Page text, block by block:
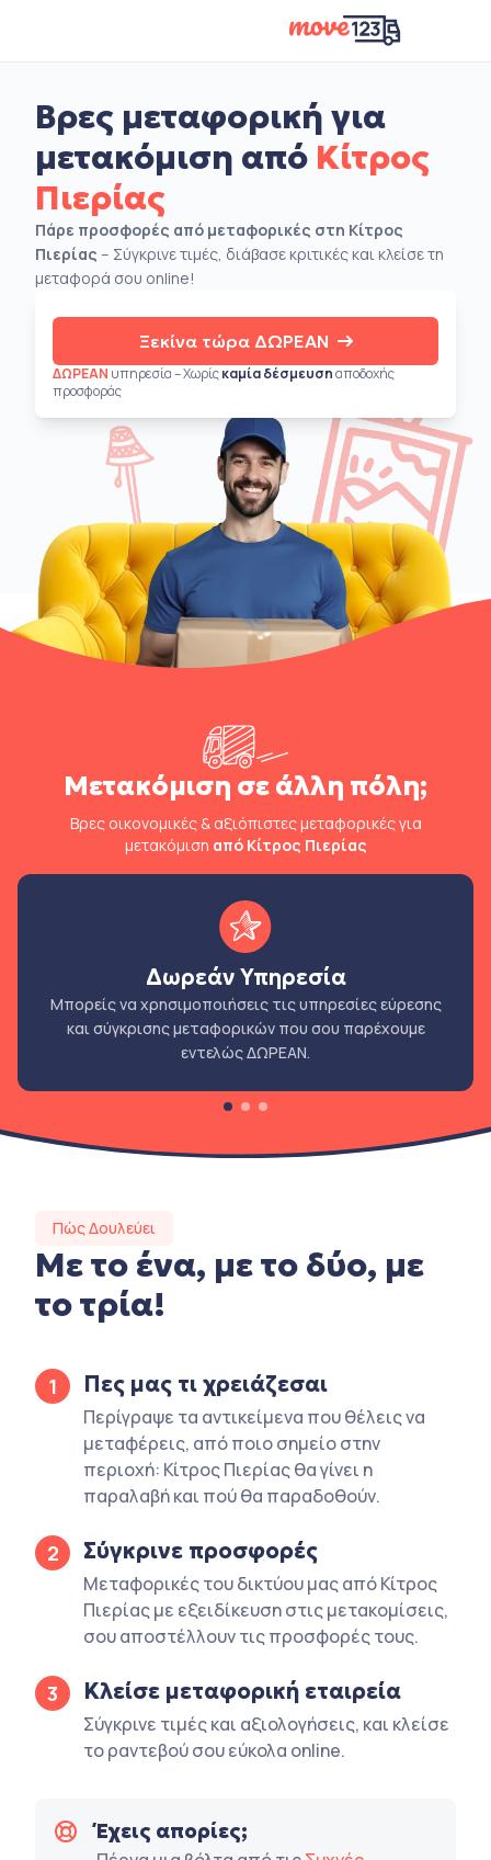
Βρες μεταφορική για
μετακόμιση από Κίτρος
Πιερίας
Πάρε προσφορές από μεταφορικές στη Κίτρος
Πιερίας – Σύγκρινε τιμές, διάβασε κριτικές και κλείσε τη
μεταφορά σου online!
Ξεκίνα τώρα ΔΩΡΕΑΝ
ΔΩΡΕΑΝ υπηρεσία – Χωρίςκαμία δέσμευσηαποδοχής
προσφοράς
Μετακόμιση σε άλλη πόλη;
Βρες οικονομικές & αξιόπιστες μεταφορικές για
μετακόμιση από Κίτρος Πιερίας
Δωρεάν Υπηρεσία
Μπορείς να χρησιμοποιήσεις τις υπηρεσίες εύρεσης
και σύγκρισης μεταφορικών που σου παρέχουμε
εντελώς ΔΩΡΕΑΝ.
Πώς Δουλεύει
Με το ένα, με το δύο, με
το τρία!
1 Πες μας τι χρειάζεσαι
Περίγραψε τα αντικείμενα που θέλεις να
μεταφέρεις, από ποιο σημείο στην
περιοχή: Κίτρος Πιερίας θα γίνει η
παραλαβή και πού θα παραδοθούν.
2 Σύγκρινε προσφορές
Μεταφορικές του δικτύου μας από Κίτρος
Πιερίας με εξειδίκευση στις μετακομίσεις,
σου αποστέλλουν τις προσφορές τους.
3 Κλείσε μεταφορική εταιρεία
Σύγκρινε τιμές και αξιολογήσεις, και κλείσε
το ραντεβού σου εύκολα online.
Έχεις απορίες;